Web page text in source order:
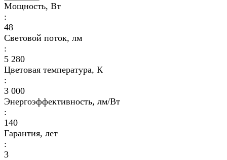
Мощность, Вт
:
48
Световой поток, лм
:
5 280
Цветовая температура, К
:
3 000
Энергоэффективность, лм/Вт
:
140
Гарантия, лет
:
3